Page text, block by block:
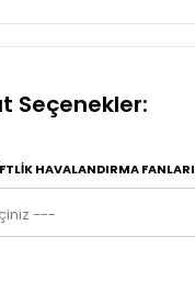
Seçenekler:
HAVALANDIRMA FANLARI